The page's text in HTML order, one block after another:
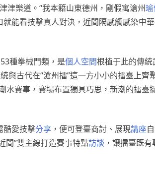
津樂道。“我本籍山東德州，剛假寓滄州
能看技擊真人對決，近間隔感觸感染中
種拳械門類，是個人空間根植于此的傳
與古代在“滄州擂”這一方小小的擂臺上
水賽事，賽場布置獨具巧思，新潮的擂臺
酷愛技擊分享 ，便可登臺商討、展現講座
間”雙主線打造賽事特點訪談 ，讓擂臺既